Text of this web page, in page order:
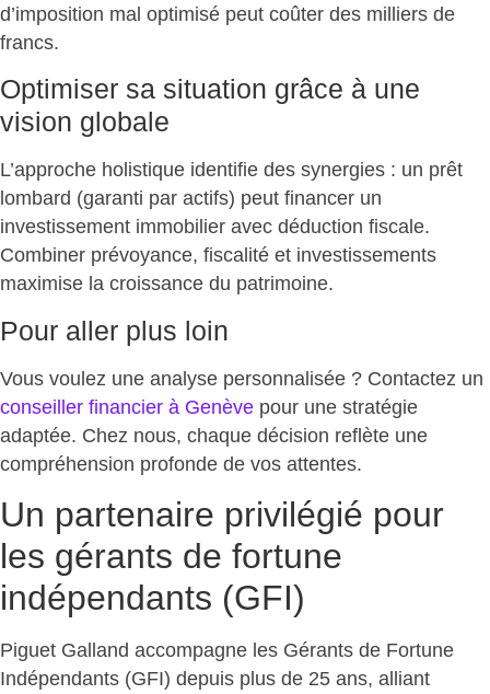
d’imposition mal optimisé peut coûter des milliers de
francs.
Optimiser sa situation grâce à une
vision globale
L’approche holistique identifie des synergies : un prêt
lombard (garanti par actifs) peut financer un
investissement immobilier avec déduction fiscale.
Combiner prévoyance, fiscalité et investissements
maximise la croissance du patrimoine.
Pour aller plus loin
Vous voulez une analyse personnalisée ? Contactez un
conseiller financier à Genève pour une stratégie
adaptée. Chez nous, chaque décision reflète une
compréhension profonde de vos attentes.
Un partenaire privilégié pour
les gérants de fortune
indépendants (GFI)
Piguet Galland accompagne les Gérants de Fortune
Indépendants (GFI) depuis plus de 25 ans, alliant